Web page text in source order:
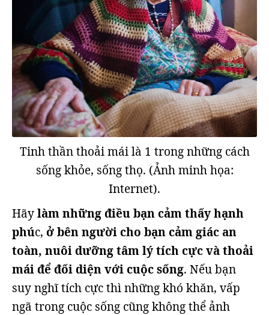
Tinh thần thoải mái là 1 trong những cách
sống khỏe, sống thọ. (Ảnh minh họa:
Internet).
Hãylàm những điều bạn cảm thấy hạnh
phúc, ở bên người cho bạn cảm giác an
toàn, nuôi dưỡng tâm lý tích cực và thoải
mái để đối diện với cuộc sống. Nếu bạn
suy nghĩ tích cực thì những khó khăn, vấp
ngã trong cuộc sống cũng không thể ảnh